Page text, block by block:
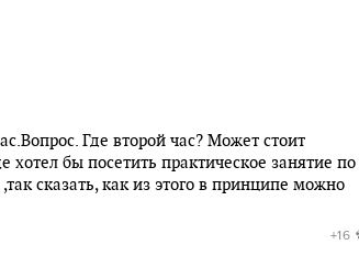
Где второй час? Может стоит
бы посетить практическое занятие
сказать, как из этого в принципе можно
+16